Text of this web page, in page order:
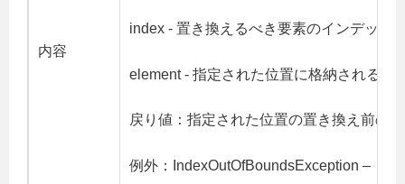
内容
index - 置き換えるべき要素のインデック
element - 指定された位置に格納される要
戻り値：指定された位置の置き換え前の
例外：IndexOutOfBoundsException – も